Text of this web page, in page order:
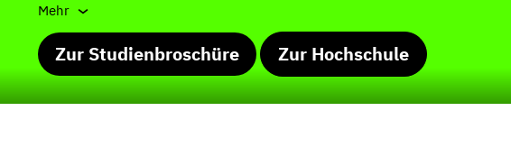
Mehr
Zur Studienbroschüre Zur Hochschule